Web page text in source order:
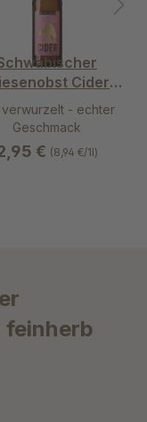
Cider
- Alkoholfrei
herb
- echter
Geschmack
€ (8,94 €/1l)
feinherb